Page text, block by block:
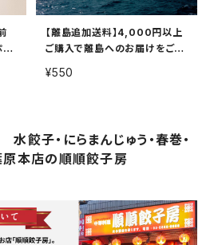
り
【離島追加送料】4,000円以上
ご購入で離島へのお届けをご希
¥550
餃子・にらまんじゅう・春巻・
本店の順順餃子房